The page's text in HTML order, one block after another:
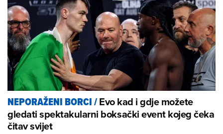
NEPORAŽENI BORCI/Evo kad i gdje možete
gledati spektakularni boksački event kojeg čeka
čitav svijet